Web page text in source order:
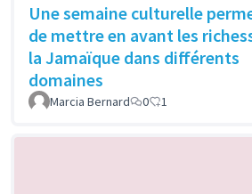
Une semaine culturelle
de mettre en avant les
la Jamaïque dans différents
domaines
Marcia Bernard 0 1